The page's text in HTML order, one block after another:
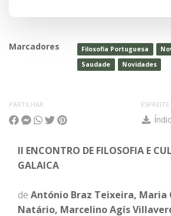
Marcadores Filosofia Portuguesa
Saudade
Novidades
PARTILHAR
II ENCONTRO DE FILOSOFIA E
GALAICA
de António Braz Teixeira, Maria
Natário, Marcelino Agís